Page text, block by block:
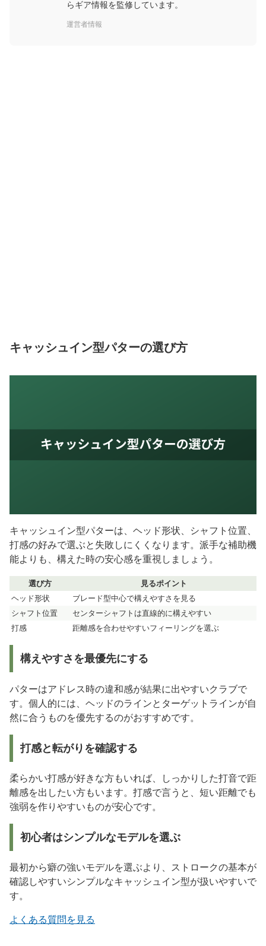
らギア情報を監修しています。
運営者情報
キャッシュイン型パターの選び方
キャッシュイン型パターは、ヘッド形状、シャフト位置、
打感の好みで選ぶと失敗しにくくなります。派手な補助機
能よりも、構えた時の安心感を重視しましょう。
選び方
見るポイント
ヘッド形状
ブレード型中心で構えやすさを見る
シャフト位置
センターシャフトは直線的に構えやすい
打感
距離感を合わせやすいフィーリングを選ぶ
構えやすさを最優先にする
パターはアドレス時の違和感が結果に出やすいクラブで
す。個人的には、ヘッドのラインとターゲットラインが自
然に合うものを優先するのがおすすめです。
打感と転がりを確認する
柔らかい打感が好きな方もいれば、しっかりした打音で距
離感を出したい方もいます。打感で言うと、短い距離でも
強弱を作りやすいものが安心です。
初心者はシンプルなモデルを選ぶ
最初から癖の強いモデルを選ぶより、ストロークの基本が
確認しやすいシンプルなキャッシュイン型が扱いやすいで
す。
よくある質問を見る